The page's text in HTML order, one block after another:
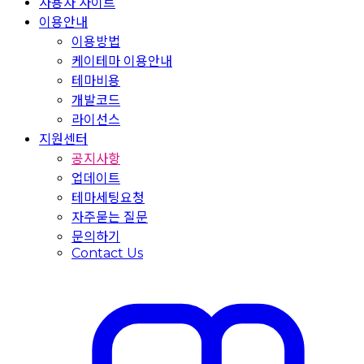
이용안내
이용방법
케이테마 이용안내
테마비용
개발코드
라이선스
지원센터
공지사항
업데이트
테마세팅요청
자주묻는 질문
문의하기
Contact Us